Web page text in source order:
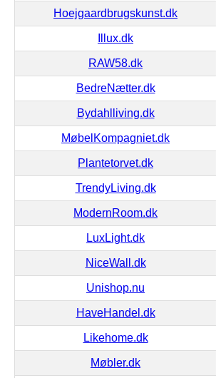
Hoejgaardbrugskunst.dk
Illux.dk
RAW58.dk
BedreNætter.dk
Bydahlliving.dk
MøbelKompagniet.dk
Plantetorvet.dk
TrendyLiving.dk
ModernRoom.dk
LuxLight.dk
NiceWall.dk
Unishop.nu
HaveHandel.dk
Likehome.dk
Møbler.dk